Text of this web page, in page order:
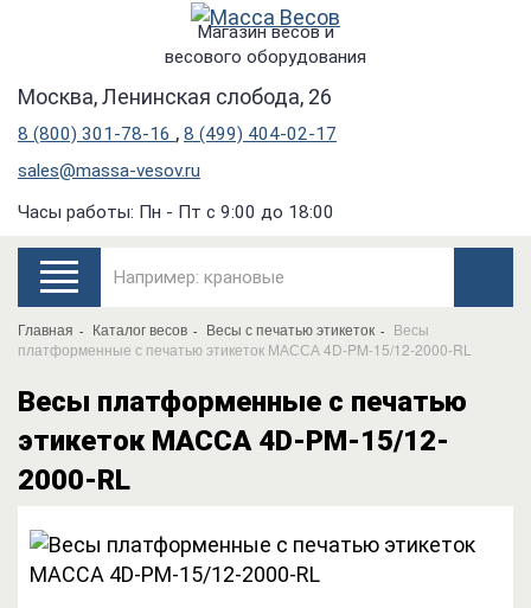
Магазин весов и
весового оборудования
Москва, Ленинская слобода, 26
8 (800) 301-78-16 , 8 (499) 404-02-17
sales@massa-vesov.ru
Часы работы: Пн - Пт с 9:00 до 18:00
Главная Каталог весов Весы с печатью этикеток
Весы
платформенные с печатью этикеток МАССА 4D-PM-15/12-2000-RL
Весы платформенные с печатью
этикеток МАССА 4D-PM-15/12-
2000-RL